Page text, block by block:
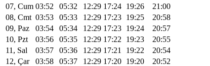
07, Cum 03:52 05:32 12:29 17:24 19:26
21:00
08, Cmt 03:53 05:33 12:29 17:23 19:25
20:58
09, Paz
03:54 05:34 12:29 17:23 19:24
20:57
10, Pzt
03:56 05:35 12:29 17:22 19:23
20:55
11, Sal
03:57 05:36 12:29 17:21 19:22
20:54
12, Çar
03:58 05:37 12:29 17:20 19:20
20:52